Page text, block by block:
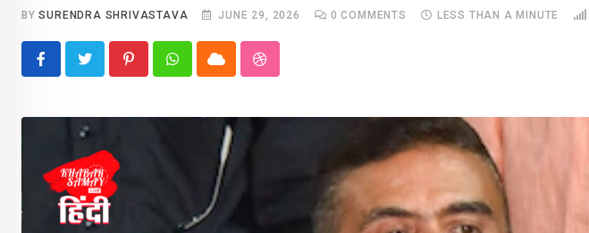
BYSURENDRA SHRIVASTAVA JUNE 29, 2026 0 COMMENTS LESS THAN A MINUTE
PinterestWhatsappCloud StumbleUpon